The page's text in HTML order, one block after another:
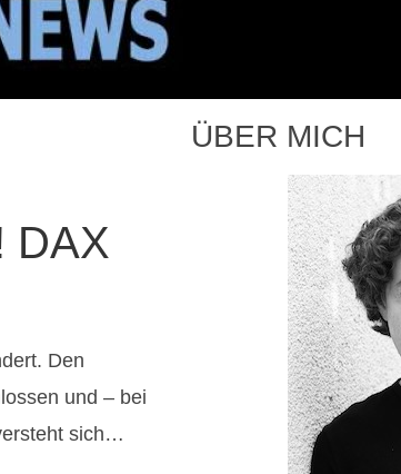
DAX
Den
und – bei
sich…
ÜBER MICH